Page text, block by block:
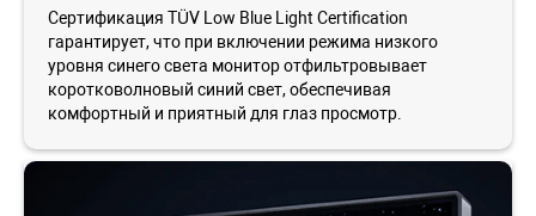
Сертификация TÜV Low Blue Light Certification
гарантирует, что при включении режима низкого
уровня синего света монитор отфильтровывает
коротковолновый синий свет, обеспечивая
комфортный и приятный для глаз просмотр.